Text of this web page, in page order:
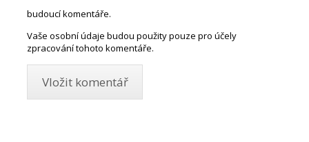
budoucí komentáře.
Vaše osobní údaje budou použity pouze pro účely
zpracování tohoto komentáře.